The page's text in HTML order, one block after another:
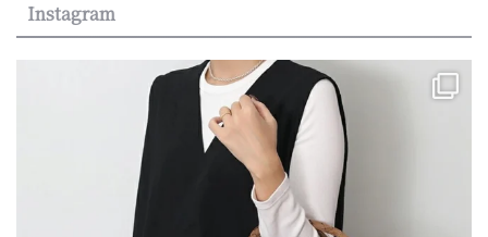
Instagram